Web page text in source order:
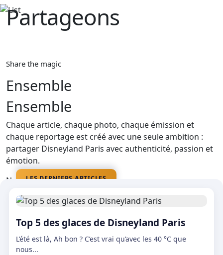
Partageons‎ ‎
La magie
Share the magic
Ensemble
Ensemble
Chaque article, chaque photo, chaque émission et
chaque reportage est créé avec une seule ambition :
partager Disneyland Paris avec authenticité, passion et
émotion.
Nos médias
LES DERNIERS ARTICLES
Top 5 des glaces de Disneyland Paris
L’été est là, Ah bon ? C’est vrai qu’avec les 40 °C que
nous...